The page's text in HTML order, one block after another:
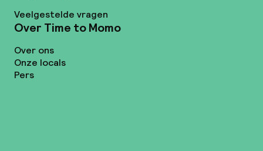
Veelgestelde vragen
Over Time to Momo
Over ons
Onze locals
Pers